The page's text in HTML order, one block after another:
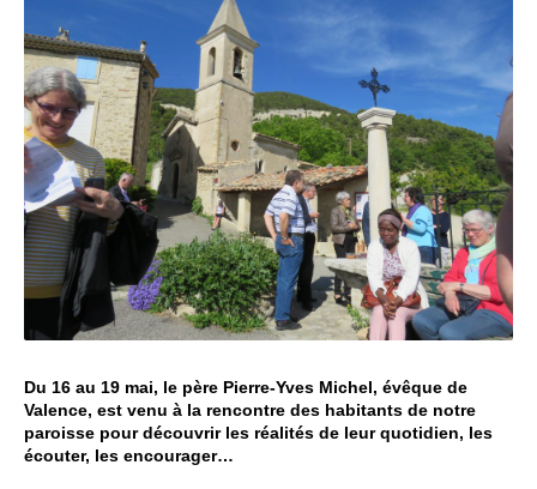
n
s
l
a
D
r
ô
e
,
Du 16 au 19 mai, le père Pierre-Yves Michel, évêque de
Valence, est venu à la rencontre des habitants de notre
paroisse pour découvrir les réalités de leur quotidien, les
écouter, les encourager…